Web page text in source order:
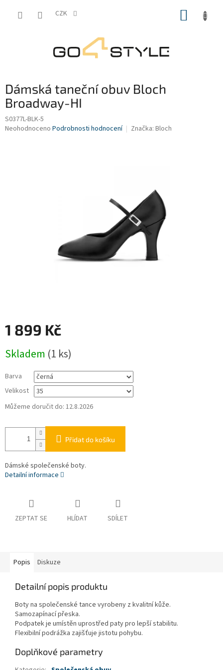
CZK
Dámská taneční obuv Bloch
Broadway-HI
S0377L-BLK-5
Průměrné
Neohodnoceno Podrobnosti hodnocení Značka: Bloch
1 899 Kč
cena:
Skladem (1 ks)
Barva
Velikost
Můžeme doručit do: 12.8.2026
Přidat do košíku
Dámské společenské boty.
Detailní informace
ZEPTAT SE HLÍDAT SDÍLET
Popis Diskuze
Detailní popis produktu
Boty na společenské tance vyrobeny z kvalitní kůže.
Samozapínací přeska.
Podpatek je umístěn uprostřed paty pro lepší stabilitu.
Flexibilní podrážka zajišťuje jistotu pohybu.
Doplňkové parametry